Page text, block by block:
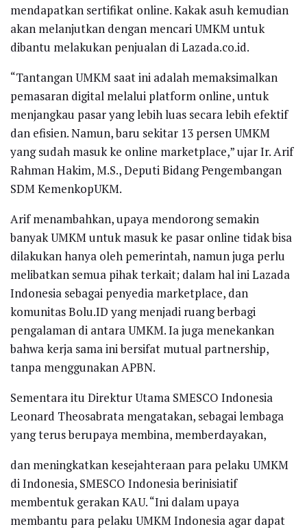
mendapatkan sertifikat online. Kakak asuh kemudian
akan melanjutkan dengan mencari UMKM untuk
dibantu melakukan penjualan di Lazada.co.id.
“Tantangan UMKM saat ini adalah memaksimalkan
pemasaran digital melalui platform online, untuk
menjangkau pasar yang lebih luas secara lebih efektif
dan efisien. Namun, baru sekitar 13 persen UMKM
yang sudah masuk ke online marketplace,” ujar Ir. Arif
Rahman Hakim, M.S., Deputi Bidang Pengembangan
SDM KemenkopUKM.
Arif menambahkan, upaya mendorong semakin
banyak UMKM untuk masuk ke pasar online tidak bisa
dilakukan hanya oleh pemerintah, namun juga perlu
melibatkan semua pihak terkait; dalam hal ini Lazada
Indonesia sebagai penyedia marketplace, dan
komunitas Bolu.ID yang menjadi ruang berbagi
pengalaman di antara UMKM. Ia juga menekankan
bahwa kerja sama ini bersifat mutual partnership,
tanpa menggunakan APBN.
Sementara itu Direktur Utama SMESCO Indonesia
Leonard Theosabrata mengatakan, sebagai lembaga
yang terus berupaya membina, memberdayakan,
dan meningkatkan kesejahteraan para pelaku UMKM
di Indonesia, SMESCO Indonesia berinisiatif
membentuk gerakan KAU. “Ini dalam upaya
membantu para pelaku UMKM Indonesia agar dapat